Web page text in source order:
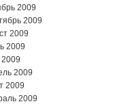
2009
2009
2009
2009
2009
2009
2009